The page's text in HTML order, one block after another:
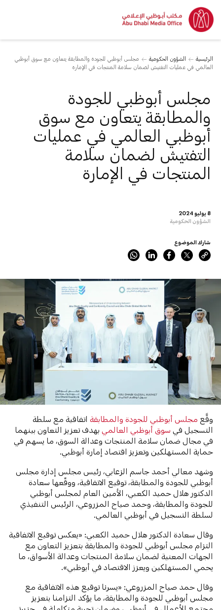
الرئيسية الشؤون الحكومية
مجلس أبوظبي للجودة والمطابقة يتعاون مع سوق أبوظبي
العالمي في عمليات التفتيش لضمان سلامة المنتجات في الإمارة
8 يوليو 2024
الشؤون الحكومية
مجلس أبوظبي للجودة
والمطابقة يتعاون مع سوق
أبوظبي العالمي في عمليات
التفتيش لضمان سلامة
المنتجات في الإمارة
شارك الموضوع
وقَّع مجلس أبوظبي للجودة والمطابقةاتفاقية مع سلطة
التسجيل في سوق أبوظبي العالمي بهدف تعزيز التعاون بينهما
في مجال ضمان سلامة المنتجات وعدالة السوق، ما يسهم في
حماية المستهلكين وتعزيز اقتصاد إمارة أبوظبي.
وشهد معالي أحمد جاسم الزعابي، رئيس مجلس إدارة مجلس
أبوظبي للجودة والمطابقة، توقيع الاتفاقية، ووقّعها سعادة
الدكتور هلال حميد الكعبي، الأمين العام لمجلس أبوظبي
للجودة والمطابقة، وحمد صياح المزروعي، الرئيس التنفيذي
لسلطة التسجيل في أبوظبي العالمي.
وقال سعادة الدكتور هلال حميد الكعبي: «يعكس توقيع الاتفاقية
التزام مجلس أبوظبي للجودة والمطابقة بتعزيز التعاون مع
الجهات المعنية لضمان سلامة المنتجات وعدالة الأسواق، ما
يحمي المستهلكين ويعزز الاقتصاد في أبوظبي».
وقال حمد صياح المزروعي: «يسرنا توقيع هذه الاتفاقية مع
مجلس أبوظبي للجودة والمطابقة، ما يؤكد التزامنا بتعزيز